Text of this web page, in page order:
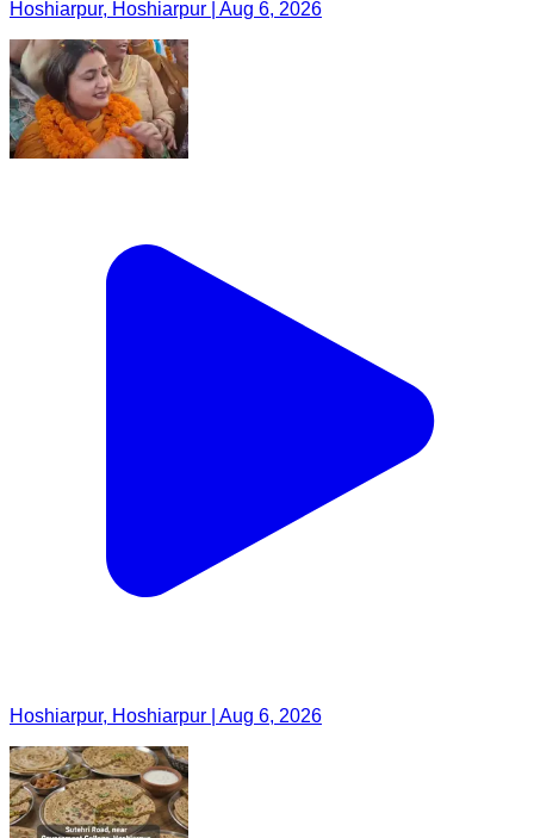
Hoshiarpur, Hoshiarpur | Aug 6, 2026
Hoshiarpur, Hoshiarpur | Aug 6, 2026